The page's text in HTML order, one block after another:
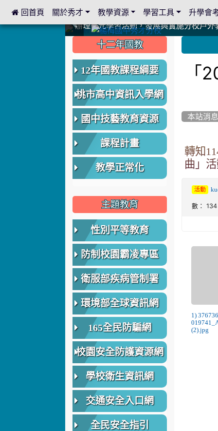
中國信託商業銀行 2023.04.22 愛傳球計畫
中國信託商業銀行 2023.04.22 愛傳球計畫
辦理多元學習活動，發展與實施分校戶外
辦理多元學習活動，發展與實施分校戶外
爭取社會資源，傳愛與溫暖：2024.3.19
爭取社會資源，傳愛與溫暖：2024.3.19
112學年度畢業學生與師長合照
112學年度畢業學生與師長合照
辦理多元學習活動，發展與實施分校戶外
辦理多元學習活動，發展與實施分校戶外
爭取社會資源，傳愛與溫暖：110.12.22
爭取社會資源，傳愛與溫暖：110.12.22
爭取社會資源，傳愛與溫暖：110.12.22
爭取社會資源，傳愛與溫暖：110.12.22
112.9.27參觀客家博覽會
112.9.27參觀客家博覽會
2023.12.27 國際獅子會贈送本校學生耶誕
2023.12.27 國際獅子會贈送本校學生耶誕
2023.12.27 國際獅子會贊助本校學生獎助
2023.12.27 國際獅子會贊助本校學生獎助
2023.12.27 聖誕感恩歌謠競賽；本校師
2023.12.27 聖誕感恩歌謠競賽；本校師
建置優質學習空間；合作互惠，建立良善
建置優質學習空間；合作互惠，建立良善
:::
「
本站消
轉知
曲」
活動
數： 134
1)
(2).jpg
::: 十二年國教
12年國教課程綱要
桃市高中資訊入學網
國中技藝教育資源
課程計畫
教學正常化
主題教育
性別平等教育
防制校園霸凌專區
衛服部疾病管制署
環境部全球資訊網
165全民防騙網
校園安全防護資源網
學校衛生資訊網
交通安全入口網
全民安全指引
::: 回首頁 關於秀才 教學資源 學習工具 升學會